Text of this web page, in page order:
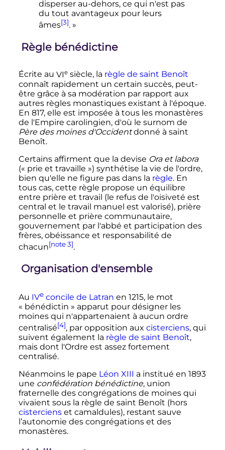
disperser au-dehors, ce qui n'est pas
du tout avantageux pour leurs
âmes[3]. »
Règle bénédictine
Écrite au VIe siècle, la règle de saint Benoît
connaît rapidement un certain succès, peut-
être grâce à sa modération par rapport aux
autres règles monastiques existant à l'époque.
En 817, elle est imposée à tous les monastères
de l'Empire carolingien, d'où le surnom de
Père des moines d'Occidentdonné à saint
Benoît.
Certains affirment que la devise Ora et labora
(« prie et travaille ») synthétise la vie de l'ordre,
bien qu'elle ne figure pas dans la règle. En
tous cas, cette règle propose un équilibre
entre prière et travail (le refus de l'oisiveté est
central et le travail manuel est valorisé), prière
personnelle et prière communautaire,
gouvernement par l'abbé et participation des
frères, obéissance et responsabilité de
chacun[note 3].
Organisation d'ensemble
Au IVe concile de Latran en 1215, le mot
« bénédictin » apparut pour désigner les
moines qui n'appartenaient à aucun ordre
centralisé[4], par opposition aux cisterciens, qui
suivent également la règle de saint Benoît,
mais dont l'Ordre est assez fortement
centralisé.
Néanmoins le pape Léon XIII a institué en 1893
une confédération bénédictine, union
fraternelle des congrégations de moines qui
vivaient sous la règle de saint Benoît (hors
cistercienset camaldules), restant sauve
l’autonomie des congrégations et des
monastères.